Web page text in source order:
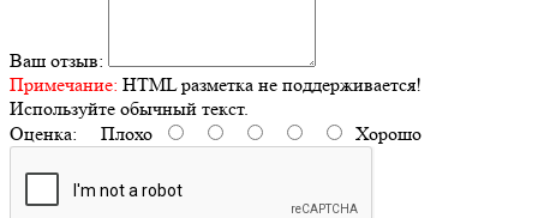
Ваш отзыв:
Примечание: HTML разметка не поддерживается!
Используйте обычный текст.
Оценка: Плохо Хорошо